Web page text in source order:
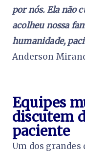
por nós. Ela não
acolheu nossa
humanidade,
Anderson
Equipes
discutem
paciente
Um dos